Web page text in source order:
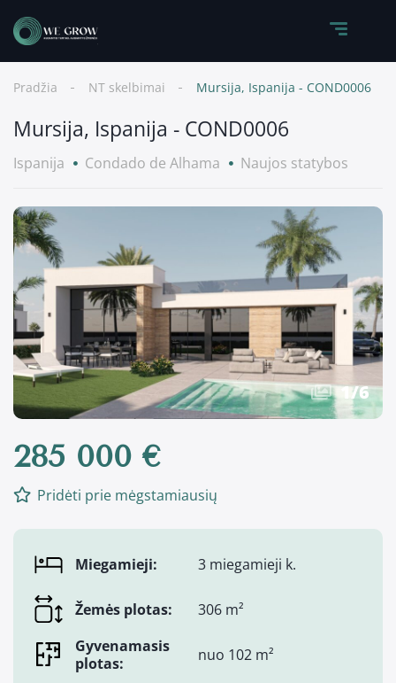
Pradžia NT skelbimai Mursija, Ispanija - COND0006
Mursija, Ispanija - COND0006
Ispanija Condado de Alhama Naujos statybos
1/6
285 000 €
Pridėti prie mėgstamiausių
Miegamieji: 3 miegamieji k.
Žemės plotas:
306 m²
Gyvenamasis
plotas:
nuo 102 m²